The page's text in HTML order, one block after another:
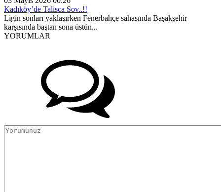
Kadıköy’de Talisca Sov..!!
Ligin sonları yaklaşırken Fenerbahçe sahasında Başakşehir
karşısında baştan sona üstün...
YORUMLAR